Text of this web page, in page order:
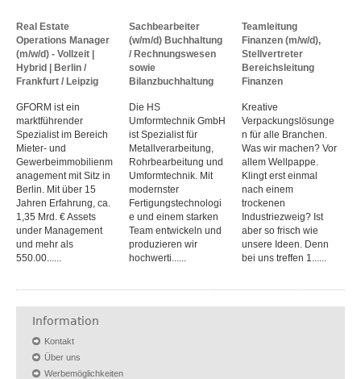
Real Estate
Operations Manager
(m/w/d) - Vollzeit |
Hybrid | Berlin /
Frankfurt / Leipzig
GFORM ist ein
marktführender
Spezialist im Bereich
Mieter- und
Gewerbeimmobilienm
anagement mit Sitz in
Berlin. Mit über 15
Jahren Erfahrung, ca.
1,35 Mrd. € Assets
under Management
und mehr als
550.00......
Sachbearbeiter
(w/m/d) Buchhaltung
/ Rechnungswesen
sowie
Bilanzbuchhaltung
Die HS
Umformtechnik GmbH
ist Spezialist für
Metallverarbeitung,
Rohrbearbeitung und
Umformtechnik. Mit
modernster
Fertigungstechnologi
e und einem starken
Team entwickeln und
produzieren wir
hochwerti......
Teamleitung
Finanzen (m/w/d),
Stellvertreter
Bereichsleitung
Finanzen
Kreative
Verpackungslösunge
n für alle Branchen.
Was wir machen? Vor
allem Wellpappe.
Klingt erst einmal
nach einem
trockenen
Industriezweig? Ist
aber so frisch wie
unsere Ideen. Denn
bei uns treffen 1......
Information
Kontakt
Über uns
Werbemöglichkeiten